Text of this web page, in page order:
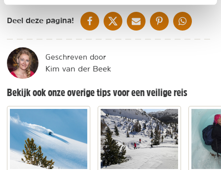
Deel deze pagina! DELEN OP FACEBOOK
DELEN OP XDELEN VIA DE MAIL
DELEN OP PINTEREST
DELEN OP
Geschreven door
Kim van der Beek
Bekijk ook onze overige tips voor een veilige reis